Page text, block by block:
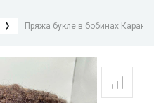
Пряжа букле в бобинах